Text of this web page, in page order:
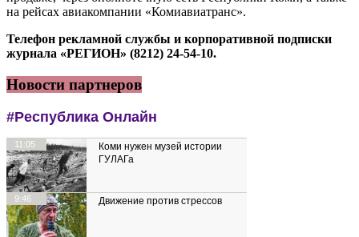
на рейсах авиакомпании «Комиавиатранс».
Телефон рекламной службы и корпоративной подписки
журнала «РЕГИОН» (8212) 24-54-10.
Новости партнеров